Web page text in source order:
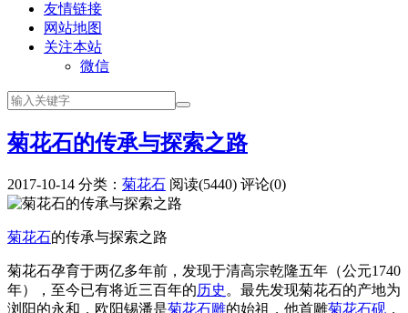
友情链接
网站地图
关注本站
微信
菊花石的传承与探索之路
2017-10-14 分类： 菊花石 阅读(5440) 评论(0)
菊花石的传承与探索之路
菊花石孕育于两亿多年前，发现于清高宗乾隆五年（公元1740
年），至今已有将近三百年的历史 。最先发现菊花石的产地为
浏阳的永和，欧阳锡潘是菊花石雕的始祖，他首雕菊花石砚 ，